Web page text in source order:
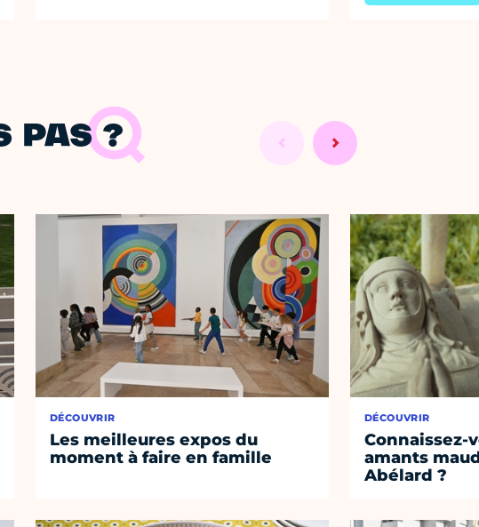
PAS ?
DÉCOUVRIR
Les meilleures expos du
moment à faire en famille
DÉCOUVRIR
Connaissez-
amants
Abélard ?